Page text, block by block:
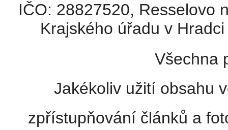
IČO: 28827520, Resselovo
Krajského úřadu v
Všechna
Jakékoliv užití obsahu
zpřístupňování článků a